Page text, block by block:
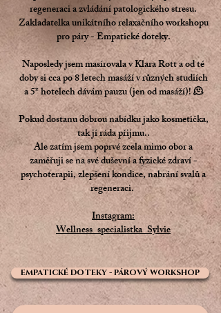
regeneraci a zvládání patologického stresu.​
Zakladatelka unikátního relaxačního workshopu
pro páry - Empatické doteky.
Naposledy jsem masírovala v Klara Rott a od té
doby si cca po 8 letech masáží v různých studiích
a 5* hotelech dávám pauzu (jen od masáží)! 🫠
Pokud dostanu dobrou nabídku jako kosmetička,
tak jí ráda přijmu..
Ale zatím jsem poprvé zcela mimo obor a
zaměřuji se na své duševní a fyzické zdraví -
psychoterapii, zlepšení kondice, nabrání svalů a
regeneraci.
Instagram:
Wellness_specialistka_Sylvie
EMPATICKÉ DOTEKY - PÁROVÝ WORKSHOP